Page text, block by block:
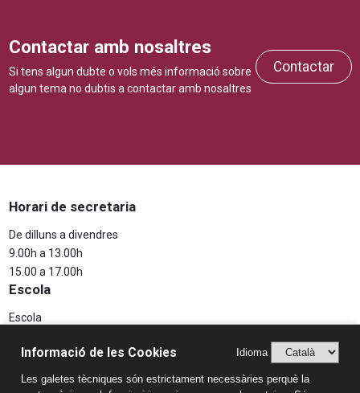
Contactar amb nosaltres
Si tens algun dubte o vols més informació sobre
algun tema no dubtis a contactar amb nosaltres
Contactar
Horari de secretaria
De dilluns a divendres
9.00h a 13.00h
15.00 a 17.00h
Escola
Escola
Informació de les Cookies Idioma
Les galetes tècniques són estrictament necessàries perquè la